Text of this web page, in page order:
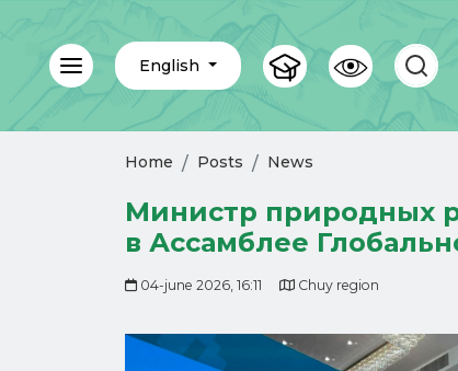
English
Home Posts News
Министр природных
в Ассамблее
04-june 2026, 16:11 Chuy region